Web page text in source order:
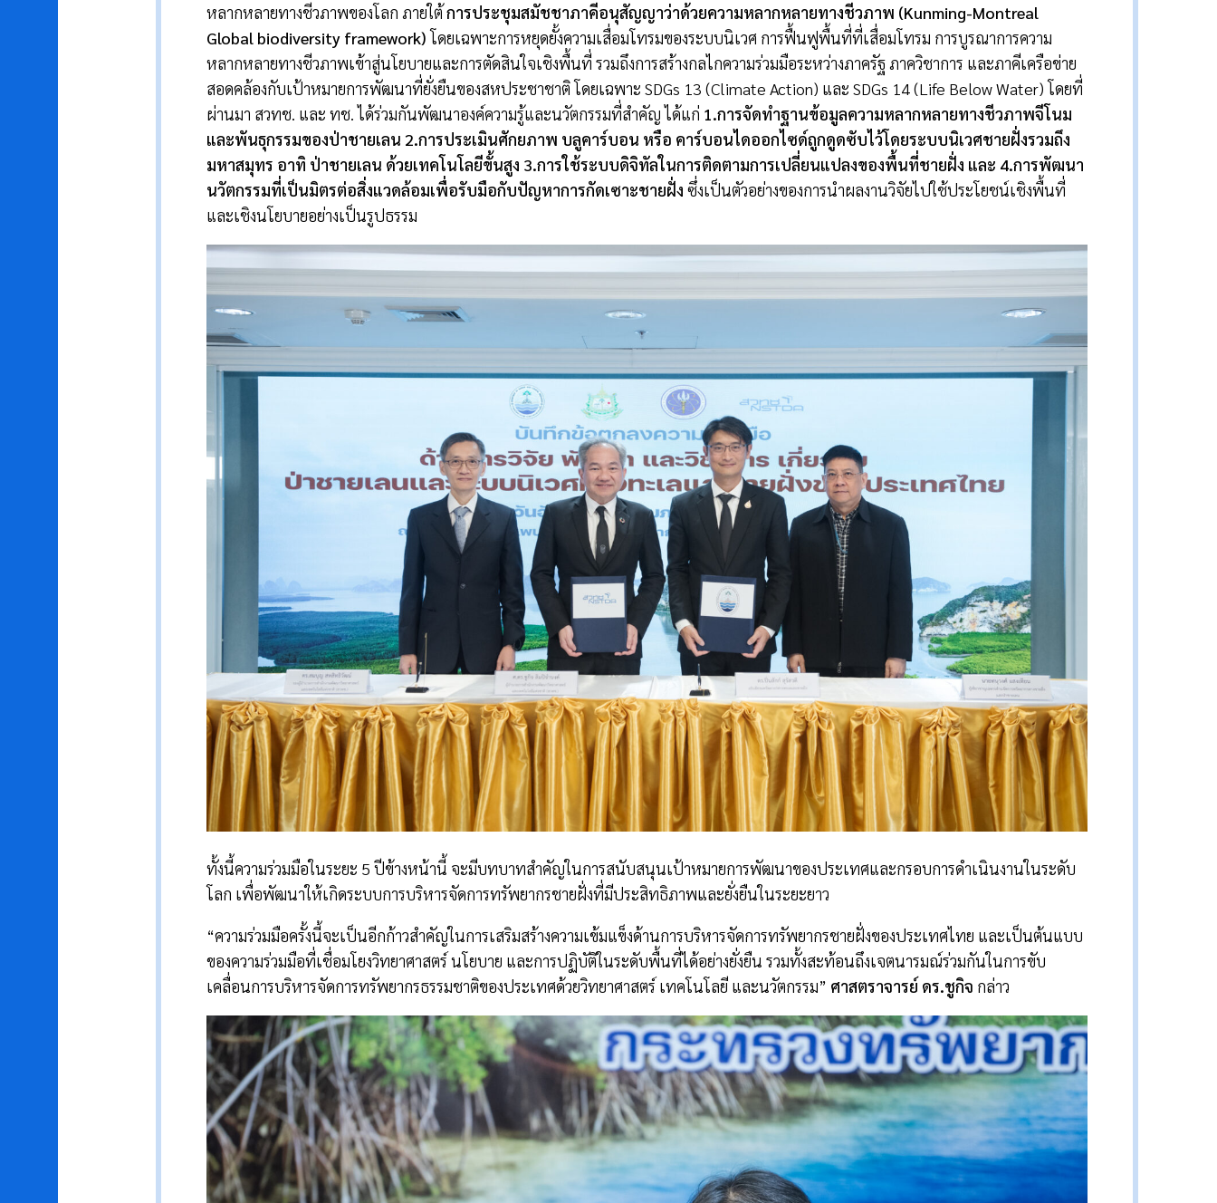
หลากหลายทางชีวภาพของโลก ภายใต้การประชุมสมัชชาภาคีอนุสัญญาว่าด้วยความหลากหลายทางชีวภาพ (Kunming-Montreal
Global biodiversity framework)โดยเฉพาะการหยุดยั้งความเสื่อมโทรมของระบบนิเวศ การฟื้นฟูพื้นที่ที่เสื่อมโทรม การบูรณาการความ
หลากหลายทางชีวภาพเข้าสู่นโยบายและการตัดสินใจเชิงพื้นที่ รวมถึงการสร้างกลไกความร่วมมือระหว่างภาครัฐ ภาควิชาการ และภาคีเครือข่าย
สอดคล้องกับเป้าหมายการพัฒนาที่ยั่งยืนของสหประชาชาติ โดยเฉพาะ SDGs 13 (Climate Action) และ SDGs 14 (Life Below Water) โดยที่
ผ่านมา สวทช. และ ทช. ได้ร่วมกันพัฒนาองค์ความรู้และนวัตกรรมที่สำคัญ ได้แก่ 1.การจัดทำฐานข้อมูลความหลากหลายทางชีวภาพจีโนม
และพันธุกรรมของป่าชายเลน 2.การประเมินศักยภาพ บลูคาร์บอน หรือ คาร์บอนไดออกไซด์ถูกดูดซับไว้โดยระบบนิเวศชายฝั่งรวมถึง
มหาสมุทร อาทิ ป่าชายเลน ด้วยเทคโนโลยีขั้นสูง 3.การใช้ระบบดิจิทัลในการติดตามการเปลี่ยนแปลงของพื้นที่ชายฝั่ง และ 4.การพัฒนา
นวัตกรรมที่เป็นมิตรต่อสิ่งแวดล้อมเพื่อรับมือกับปัญหาการกัดเซาะชายฝั่ง ซึ่งเป็นตัวอย่างของการนำผลงานวิจัยไปใช้ประโยชน์เชิงพื้นที่
และเชิงนโยบายอย่างเป็นรูปธรรม
ทั้งนี้ความร่วมมือในระยะ 5 ปีข้างหน้านี้ จะมีบทบาทสำคัญในการสนับสนุนเป้าหมายการพัฒนาของประเทศและกรอบการดำเนินงานในระดับ
โลก เพื่อพัฒนาให้เกิดระบบการบริหารจัดการทรัพยากรชายฝั่งที่มีประสิทธิภาพและยั่งยืนในระยะยาว
“ความร่วมมือครั้งนี้จะเป็นอีกก้าวสำคัญในการเสริมสร้างความเข้มแข็งด้านการบริหารจัดการทรัพยากรชายฝั่งของประเทศไทย และเป็นต้นแบบ
ของความร่วมมือที่เชื่อมโยงวิทยาศาสตร์ นโยบาย และการปฏิบัติในระดับพื้นที่ได้อย่างยั่งยืน รวมทั้งสะท้อนถึงเจตนารมณ์ร่วมกันในการขับ
เคลื่อนการบริหารจัดการทรัพยากรธรรมชาติของประเทศด้วยวิทยาศาสตร์ เทคโนโลยี และนวัตกรรม” ศาสตราจารย์ ดร.ชูกิจ กล่าว